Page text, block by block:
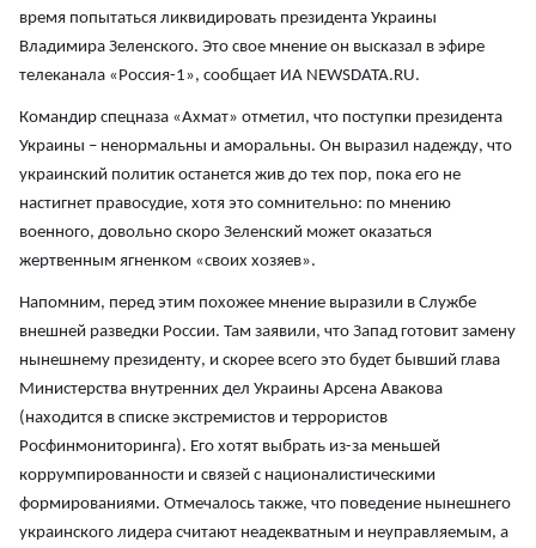
время попытаться ликвидировать президента Украины
Владимира Зеленского. Это свое мнение он высказал в эфире
телеканала «Россия-1», сообщает ИА NEWSDATA.RU.
Командир спецназа «Ахмат» отметил, что поступки президента
Украины – ненормальны и аморальны. Он выразил надежду, что
украинский политик останется жив до тех пор, пока его не
настигнет правосудие, хотя это сомнительно: по мнению
военного, довольно скоро Зеленский может оказаться
жертвенным ягненком «своих хозяев».
Напомним, перед этим похожее мнение выразили в Службе
внешней разведки России. Там заявили, что Запад готовит замену
нынешнему президенту, и скорее всего это будет бывший глава
Министерства внутренних дел Украины Арсена Авакова
(находится в списке экстремистов и террористов
Росфинмониторинга). Его хотят выбрать из-за меньшей
коррумпированности и связей с националистическими
формированиями. Отмечалось также, что поведение нынешнего
украинского лидера считают неадекватным и неуправляемым, а